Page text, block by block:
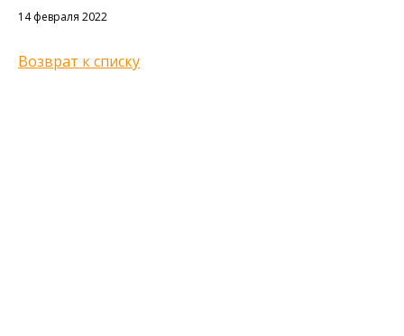
14 февраля 2022
Возврат к списку